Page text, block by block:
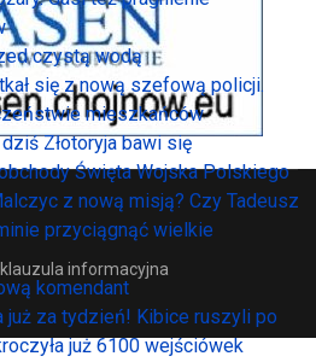
informacyjna
czystą wodą
się z nową szefową policji.
mieszkańców
Złotoryja bawi się
Święta Wojska Polskiego
z nową misją? Czy Tadeusz
przyciągnąć wielkie
komendant
już za tydzień! Kibice ruszyli po
już 6100 wejściówek